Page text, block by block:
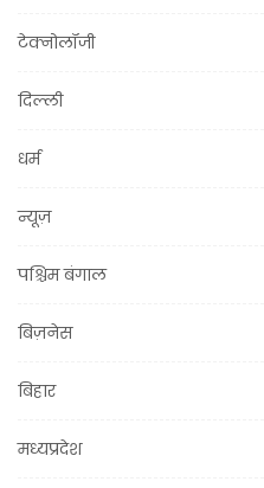
टेक्नोलॉजी
दिल्ली
धर्म
न्यूज़
पश्चिम बंगाल
बिज़नेस
बिहार
मध्यप्रदेश